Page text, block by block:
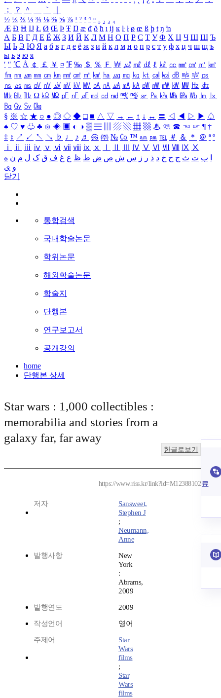
；
？ ＾ ｀
½ ⅓ ⅔ ¼ ¾ ⅛ ⅜ ⅝ ⅞ ¹ ² ³ ⁴ ⁿ ₁ ₂ ₃ ₄
Æ Ð Ħ Ĳ Ł Ø Œ Þ Ŧ Ŋ æ đ ð ħ ı ĳ ĸ ŀ ł ø œ ß þ ŧ ŋ ŉ
А Б В Г Д Е Ё Ж З И Й К Л М Н О П Р С Т У Ф Х Ц Ч Ш Щ Ъ
Ы Ь Э Ю Я а б в г д е ё ж з и й к л м н о п р с т у ф х ц ч ш щ ъ
ы ь э ю я
′ ″ ℃ Å ￠ ￡ ￥ ¤ ℉ ‰ ＄ ％ Ｆ ￦ ㎕ ㎖ ㎗ ℓ ㎘ ㏄ ㎣ ㎤ ㎥ ㎦
㎙ ㎚ ㎛ ㎜ ㎝ ㎞ ㎟ ㎠ ㎡ ㎢ ㏊ ㎍ ㎎ ㎏ ㏏ ㎈ ㎉ ㏈ ㎧ ㎨ ㎰
㎱ ㎲ ㎳ ㎴ ㎵ ㎶ ㎷ ㎸ ㎹ ㎀ ㎁ ㎂ ㎃ ㎄ ㎺ ㎻ ㎽ ㎾ ㎿ ㎐ ㎑
㎒ ㎓ ㎔ Ω ㏀ ㏁ ㎊ ㎋ ㎌ ㏖ ㏅ ㎭ ㎮ ㎯ ㏛ ㎩ ㎪ ㎫ ㎬ ㏝ ㏐
㏓
㏃ ㏉ ㏜ ㏆
§ ※ ☆ ★ ○ ● ◎ ◇ ◆ □ ■ △ ▽ → ← ↑ ↓ ↔ 〓 ◁ ◀ ▷ ▶ ♤
♠ ♡ ♥ ♧ ♣ ⊙ ◈ ▣ ◐ ◑ ▒ ▤ ▨ ▧ ▦ ▩ ♨ ☏ ☎ ☜ ☞ ¶ †
‡ ↕ ↗ ↙ ↖ ↘ ♭ ♩ ♪ ♬ ㉿ ㈜ № ㏇ ™ ㏂ ㏘ ℡ ＃ ＆ ＊ ＠ ª º
ⅰ
ⅱ ⅲ ⅳ ⅴ ⅵ ⅶ ⅷ ⅸ ⅹ Ⅳ Ⅴ Ⅵ Ⅶ Ⅷ Ⅸ Ⅹ
ب ت ث ج ح خ د ذ ر ز س ش ص ض ط ظ ع غ ف ق ک ل م ن ه
و ی
닫기
통합검색
국내학술논문
학위논문
해외학술논문
학술지
단행본
연구보고서
공개강의
home
단행본 상세
Star wars : 1,000 collectibles :
memorabilia and stories from a
galaxy far, far away
한글로보기
https://www.riss.kr/link?id=M12388102
저자
Sansweet,
Stephen J
;
Neumann,
Anne
발행사항
New
York
:
Abrams,
2009
발행연도 2009
작성언어 영어
주제어
Star
Wars
films
;
Star
Wars
films
료